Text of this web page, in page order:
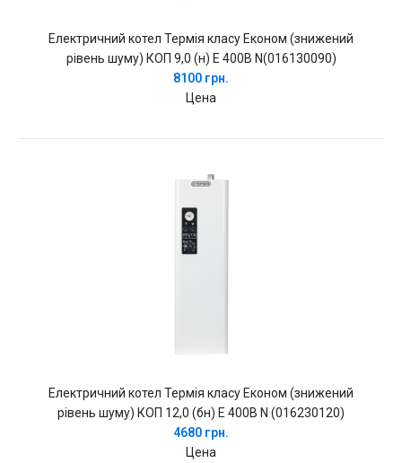
Електричний котел Термія класу Економ (знижений
рівень шуму) КОП 9,0 (н) Е 400В N(016130090)
8100 грн.
Цена
Електричний котел Термія класу Економ (знижений
рівень шуму) КОП 12,0 (бн) Е 400В N (016230120)
4680 грн.
Цена